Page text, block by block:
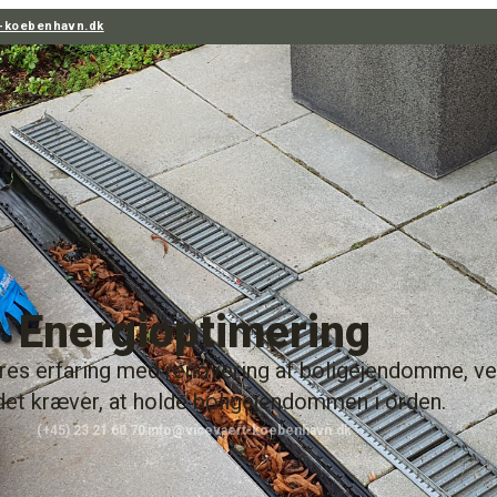
Energioptimering
erfaring med renovering af boligejendomme,
kræver, at holde boligejendommen i orden.
(+45) 23 21 60 70 info@vicevaert-koebenhavn.dk